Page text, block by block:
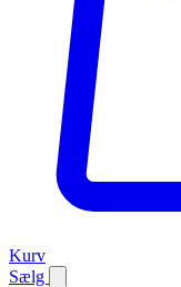
Kurv
Sælg